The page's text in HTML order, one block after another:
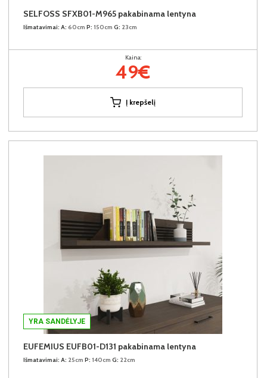
SELFOSS SFXB01-M965 pakabinama lentyna
Išmatavimai: A: 60cm P: 150cm G: 23cm
Kaina:
49€
Į krepšelį
YRA SANDĖLYJE
EUFEMIUS EUFB01-D131 pakabinama lentyna
Išmatavimai: A: 25cm P: 140cm G: 22cm